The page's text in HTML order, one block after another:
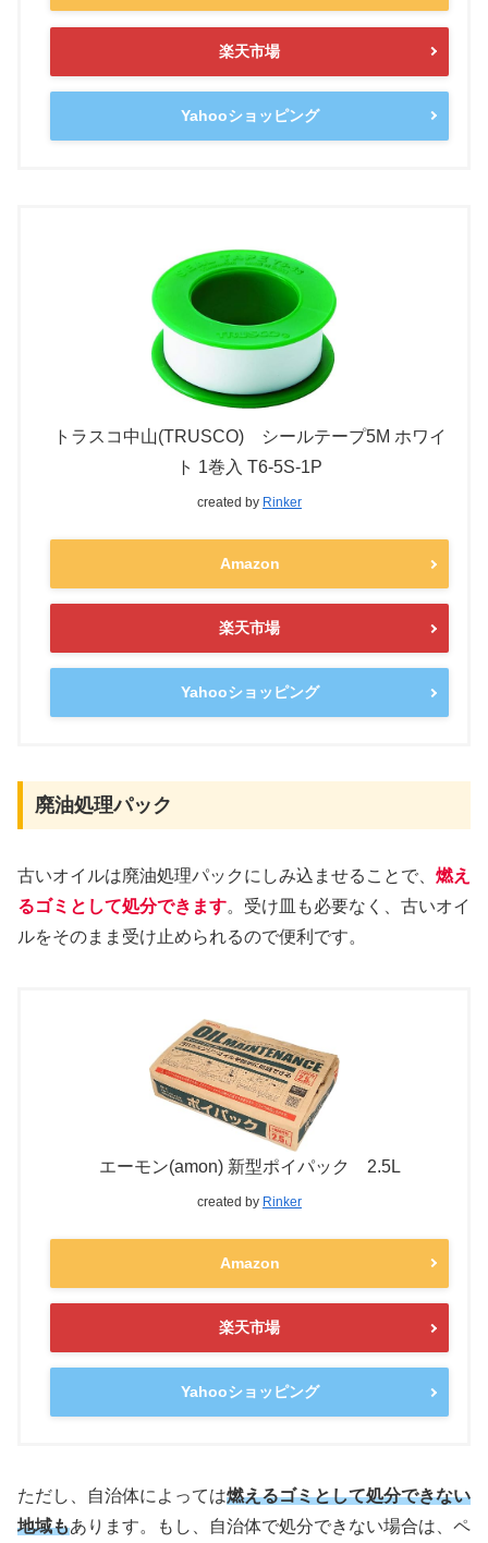
楽天市場
Yahooショッピング
トラスコ中山(TRUSCO) シールテープ5M ホワイ
ト 1巻入 T6-5S-1P
created by Rinker
Amazon
楽天市場
Yahooショッピング
廃油処理パック
古いオイルは廃油処理パックにしみ込ませることで、 燃え
るゴミとして処分できます。受け皿も必要なく、古いオイ
ルをそのまま受け止められるので便利です。
エーモン(amon) 新型ポイパック 2.5L
created by Rinker
Amazon
楽天市場
Yahooショッピング
ただし、自治体によっては燃えるゴミとして処分できない
地域もあります。もし、自治体で処分できない場合は、ペ